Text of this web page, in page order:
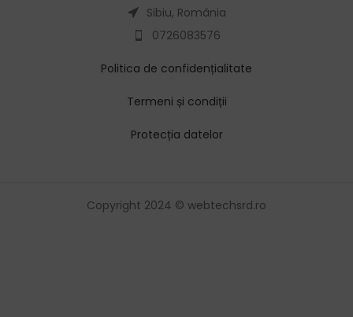
Sibiu, România
0726083576
Politica de confidențialitate
Termeni și condiții
Protecția datelor
Copyright 2024 © webtechsrd.ro